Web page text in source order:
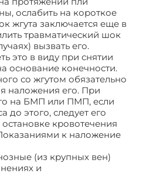
ослабить на короткое
жгута заключается еще в
травматический шок
вызвать его.
это в виду при снятии
основание конечности.
со жгутом обязательно
наложения его. При
на БМП или ПМП, если
до этого, следует его
кровотечения
к наложение
(из крупных вен)
и